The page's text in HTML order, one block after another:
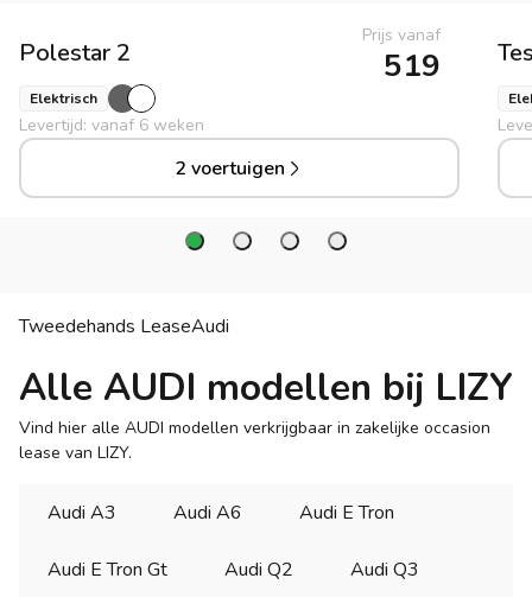
Polestar 2
Prijs vanaf
519
Elektrisch
Levertijd: vanaf 6 weken
2 voertuigen
Tweedehands LeaseAudi
Alle AUDI modellen bij LIZY
Vind hier alle AUDI modellen verkrijgbaar in zakelijke occasion
lease van LIZY.
Audi A3 Audi A6 Audi E Tron
Audi E Tron Gt Audi Q2 Audi Q3